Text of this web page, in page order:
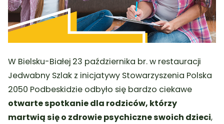
W Bielsku-Białej 23 października br. w restauracji
Jedwabny Szlak z inicjatywy Stowarzyszenia Polska
2050 Podbeskidzie odbyło się bardzo ciekawe
otwarte spotkanie dla rodziców, którzy
martwią się o zdrowie psychiczne swoich dzieci,